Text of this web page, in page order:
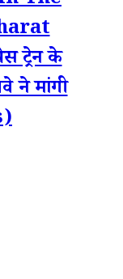
ट्रेन के
ने मांगी